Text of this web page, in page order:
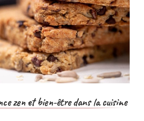
zen et bien-être dans la cuisine